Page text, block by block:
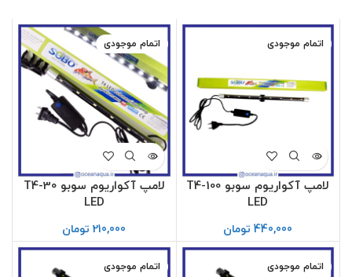
اتمام موجودی
لامپ آکواریوم سوبو T4-100
LED
440,000 تومان
اتمام موجودی
لامپ آکواریوم سوبو T4-30
LED
210,000 تومان
اتمام موجودی اتمام موجودی